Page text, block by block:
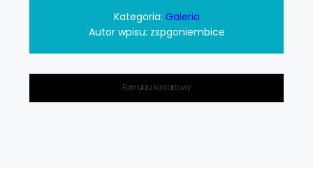
Kategoria: Galeria
Autor wpisu: zspgoniembice
Formularz kontaktowy